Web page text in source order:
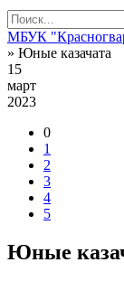
МБУК
» Юные казачата
15
март
2023
0
1
2
3
4
5
Юные